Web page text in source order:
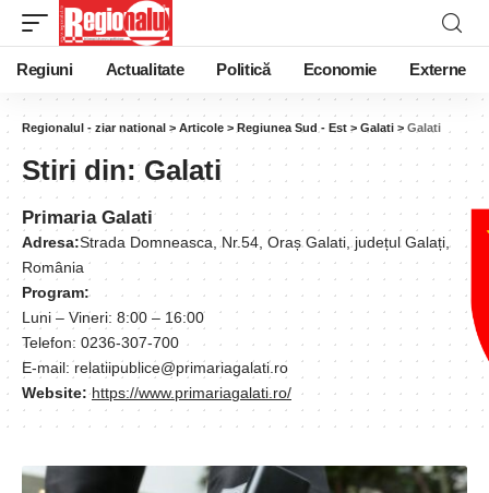
Regiuni Actualitate Politică Economie Externe
Regionalul - ziar national > Articole > Regiunea Sud - Est > Galati > Galati
Stiri din:Galati
Primaria Galati
Adresa:Strada Domneasca, Nr.54, Oraș Galati, județul Galați,
România
Program:
Luni – Vineri: 8:00 – 16:00
Telefon: 0236-307-700
E-mail: relatiipublice@primariagalati.ro
Website: https://www.primariagalati.ro/